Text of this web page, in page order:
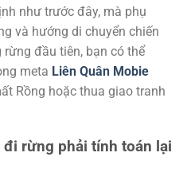
như trước đây, mà phụ
và hướng di chuyển chiến
đầu tiên, bạn có thể
meta Liên Quân Mobie
Rồng hoặc thua giao tranh
rừng phải tính toán lại